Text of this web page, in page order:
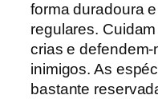
forma duradoura
regulares.
crias e
inimigos. As
bastante